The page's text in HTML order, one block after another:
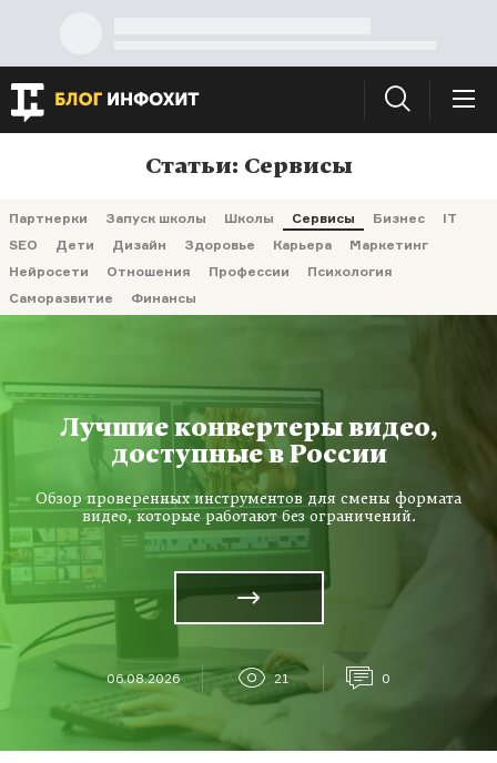
Партнерки Запуск школы Школы Сервисы Бизнес
IT
SEO
Дети Дизайн Здоровье Карьера
Маркетинг
Нейросети
Отношения Профессии
Психология
Саморазвитие
Финансы
Статьи: Сервисы
Лучшие конвертеры видео,
доступные в России
Обзор проверенных инструментов для смены формата
видео, которые работают без ограничений.
06.08.2026 21 0